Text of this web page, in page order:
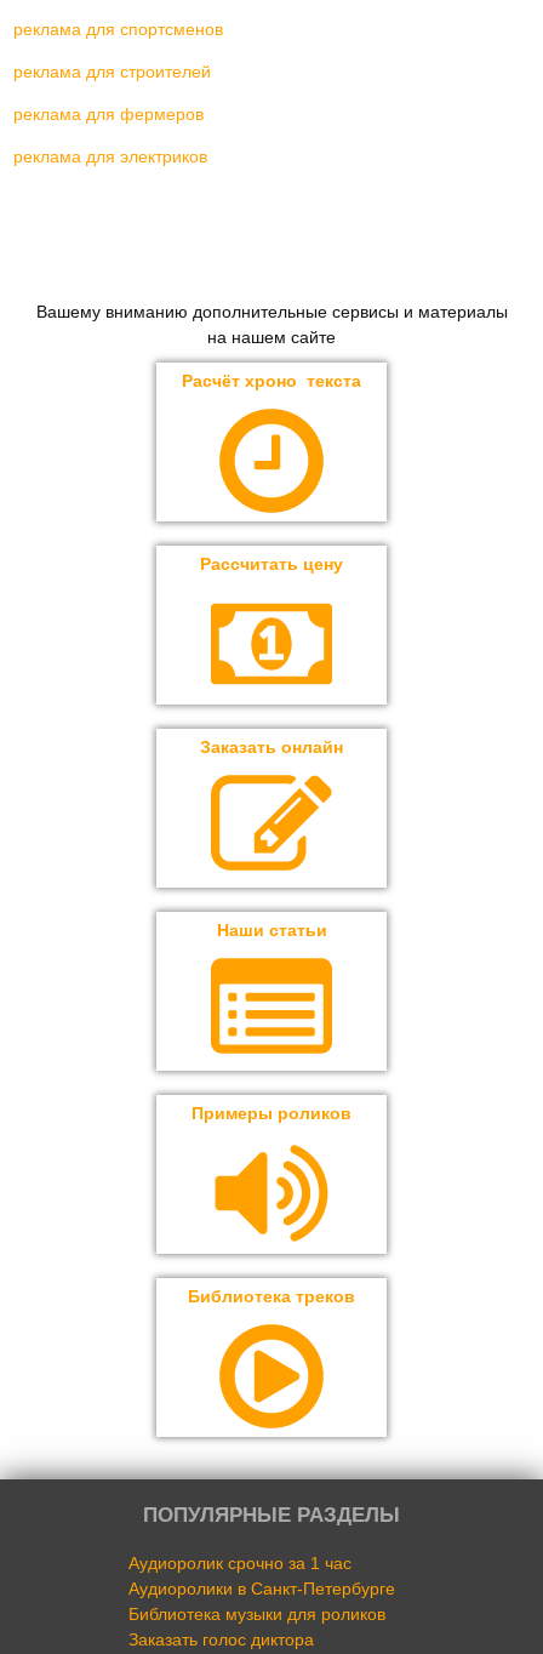
реклама для спортсменов
реклама для строителей
реклама для фермеров
реклама для электриков
Вашему вниманию дополнительные сервисы и материалы
на нашем сайте
Расчёт хроно текста
Рассчитать цену
Заказать онлайн
Наши статьи
Примеры роликов
Библиотека треков
ПОПУЛЯРНЫЕ РАЗДЕЛЫ
Аудиоролик срочно за 1 час
Аудиоролики в Санкт-Петербурге
Библиотека музыки для роликов
Заказать голос диктора